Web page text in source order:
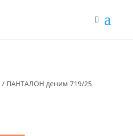
/ ПАНТАЛОН деним 719/25